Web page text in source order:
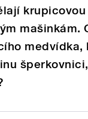
mašinkám.
medvídka,